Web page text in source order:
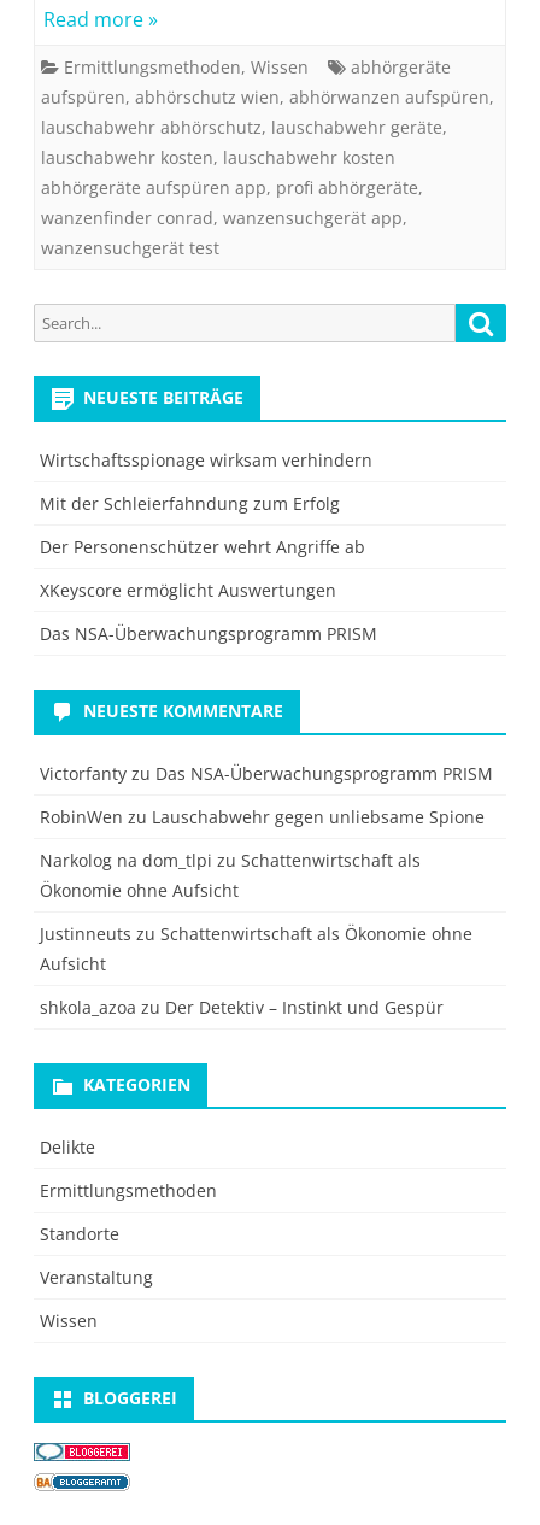
Read more »
Ermittlungsmethoden, Wissen
abhörgeräte
aufspüren, abhörschutz wien, abhörwanzen aufspüren,
lauschabwehr abhörschutz, lauschabwehr geräte,
lauschabwehr kosten, lauschabwehr kosten
abhörgeräte aufspüren app, profi abhörgeräte,
wanzenfinder conrad, wanzensuchgerät app,
wanzensuchgerät test
Search
for:
NEUESTE BEITRÄGE
Wirtschaftsspionage wirksam verhindern
Mit der Schleierfahndung zum Erfolg
Der Personenschützer wehrt Angriffe ab
XKeyscore ermöglicht Auswertungen
Das NSA-Überwachungsprogramm PRISM
NEUESTE KOMMENTARE
Victorfanty zu Das NSA-Überwachungsprogramm PRISM
RobinWen zu Lauschabwehr gegen unliebsame Spione
Narkolog na dom_tlpi zu Schattenwirtschaft als
Ökonomie ohne Aufsicht
Justinneuts zu Schattenwirtschaft als Ökonomie ohne
Aufsicht
shkola_azoa zu Der Detektiv – Instinkt und Gespür
KATEGORIEN
Delikte
Ermittlungsmethoden
Standorte
Veranstaltung
Wissen
BLOGGEREI